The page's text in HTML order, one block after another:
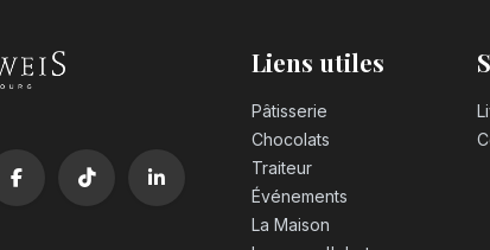
Liens utiles
Pâtisserie
Chocolats
Traiteur
Événements
La Maison